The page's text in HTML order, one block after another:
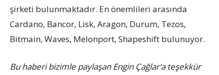
şirketi bulunmaktadır. En önemlileri arasında
Cardano, Bancor, Lisk, Aragon, Durum, Tezos,
Bitmain, Waves, Melonport, Shapeshift bulunuyor.
Bu haberi bizimle paylaşan Engin Çağlar‘a teşekkür